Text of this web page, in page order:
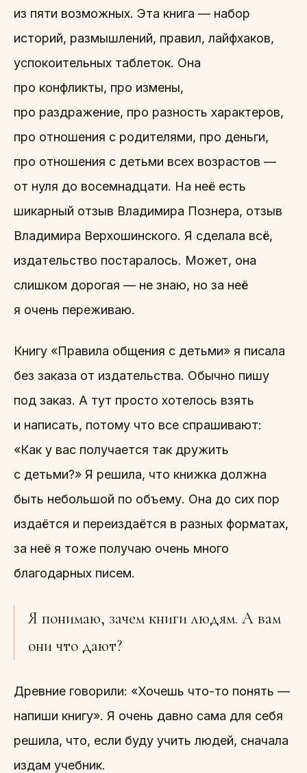
из пяти возможных. Эта книга — набор
историй, размышлений, правил, лайфхаков,
успокоительных таблеток. Она
про конфликты, про измены,
про раздражение, про разность характеров,
про отношения с родителями, про деньги,
про отношения с детьми всех возрастов —
от нуля до восемнадцати. На неё есть
шикарный отзыв Владимира Познера, отзыв
Владимира Верхошинского. Я сделала всё,
издательство постаралось. Может, она
слишком дорогая — не знаю, но за неё
я очень переживаю.
Книгу «Правила общения с детьми» я писала
без заказа от издательства. Обычно пишу
под заказ. А тут просто хотелось взять
и написать, потому что все спрашивают:
«Как у вас получается так дружить
с детьми?» Я решила, что книжка должна
быть небольшой по объему. Она до сих пор
издаётся и переиздаётся в разных форматах,
за неё я тоже получаю очень много
благодарных писем.
Я понимаю, зачем книги людям. А вам
они что дают?
Древние говорили: «Хочешь что-то понять —
напиши книгу». Я очень давно сама для себя
решила, что, если буду учить людей, сначала
издам учебник.